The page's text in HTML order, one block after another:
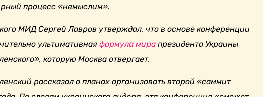
процесс «немыслим».
МИД Сергей Лавров утверждал, что в основе конференции
ультимативнаяформула мира президента Украины
которую Москва отвергает.
рассказал о планах организовать второй «саммит